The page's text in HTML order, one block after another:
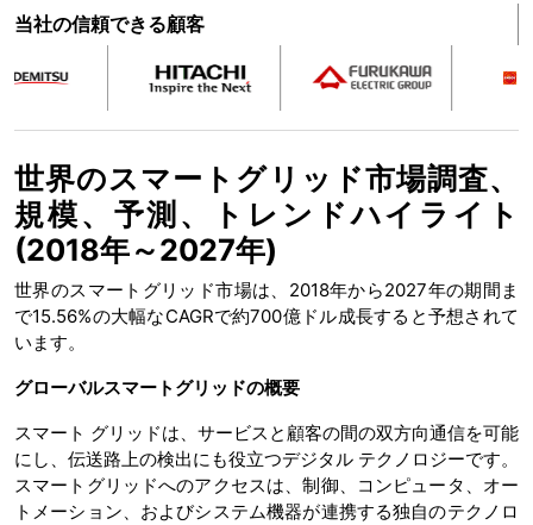
当社の信頼できる顧客
世界のスマートグリッド市場調査、
規模、予測、トレンドハイライト
(2018年～2027年)
世界のスマートグリッド市場は、2018年から2027年の期間ま
で15.56%の大幅なCAGRで約700億ドル成長すると予想されて
います。
グローバルスマートグリッドの概要
スマート グリッドは、サービスと顧客の間の双方向通信を可能
にし、伝送路上の検出にも役立つデジタル テクノロジーです。
スマートグリッドへのアクセスは、制御、コンピュータ、オー
トメーション、およびシステム機器が連携する独自のテクノロ